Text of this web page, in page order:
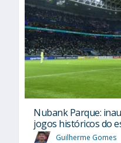
Nubank Parque:
jogos históricos do
Guilherme Gomes